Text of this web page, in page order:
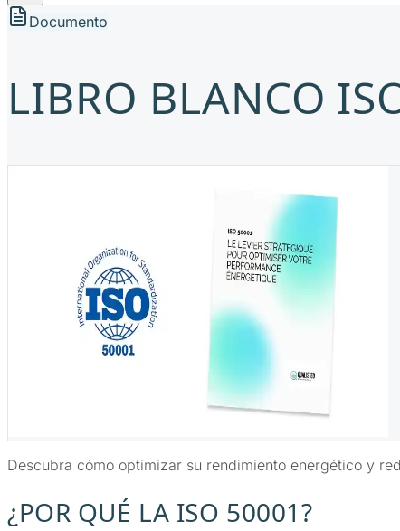
Documento
LIBRO BLANCO
Descubra cómo optimizar su rendimiento energético y
¿POR QUÉ LA ISO 50001?